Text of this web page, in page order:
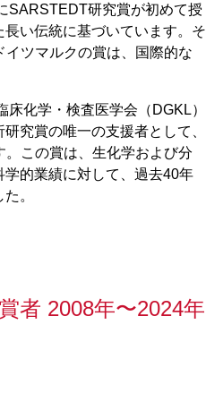
SARSTEDT研究賞が初めて授
い伝統に基づいています。そ
ツマルクの賞は、国際的な
化学・検査医学会（DGKL）
究賞の唯一の支援者として、
この賞は、生化学および分
的業績に対して、過去40年
。
者 2008年〜2024年